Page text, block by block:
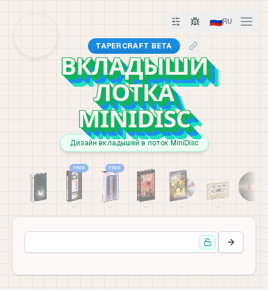
🇷🇺RU
TAPERCRAFT BETA
ВКЛАДЫШИ
ЛОТКА
MINIDISC
Дизайн вкладышей в лоток MiniDisc
FREE FREE